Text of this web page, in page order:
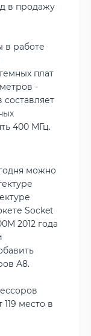
в продажу
в работе
плат
-
400 МГц.
можно
Socket
2012 года
A8.
место в